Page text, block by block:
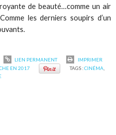
de beauté…comme un air
les derniers soupirs d’un
LIEN PERMANENT
IMPRIMER
EN 2017 TAGS :CINÉMA